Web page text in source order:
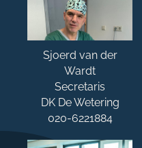
Sjoerd van der
Wardt
Secretaris
DK De Wetering
020-6221884